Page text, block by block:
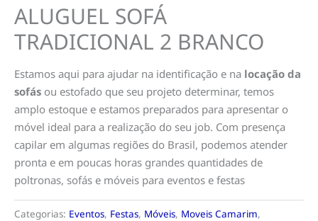
ALUGUEL SOFÁ
TRADICIONAL 2 BRANCO
Estamos aqui para ajudar na identificação e na locação da
sofás ou estofado que seu projeto determinar, temos
amplo estoque e estamos preparados para apresentar o
móvel ideal para a realização do seu job. Com presença
capilar em algumas regiões do Brasil, podemos atender
pronta e em poucas horas grandes quantidades de
poltronas, sofás e móveis para eventos e festas
Categorias: Eventos, Festas, Móveis, Moveis Camarim,